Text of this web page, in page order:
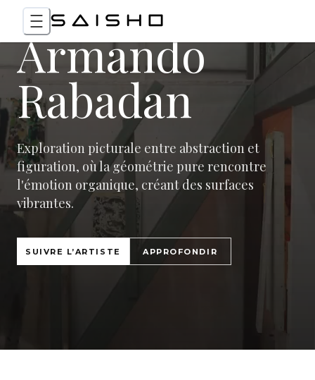
Armando
Rabadan
Exploration picturale entre abstraction et
figuration, où la géométrie pure rencontre
l'émotion organique, créant des surfaces
vibrantes.
SUIVRE L’ARTISTE APPROFONDIR